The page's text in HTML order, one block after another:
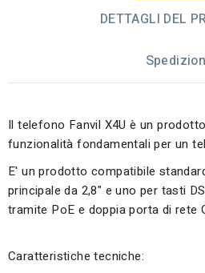
DETTAGLI DEL
Il telefono Fanvil X4U è un
funzionalità fondamentali per un
E' un prodotto compatibile
principale da 2,8" e uno per tasti
tramite PoE e doppia porta di rete
Caratteristiche tecniche: